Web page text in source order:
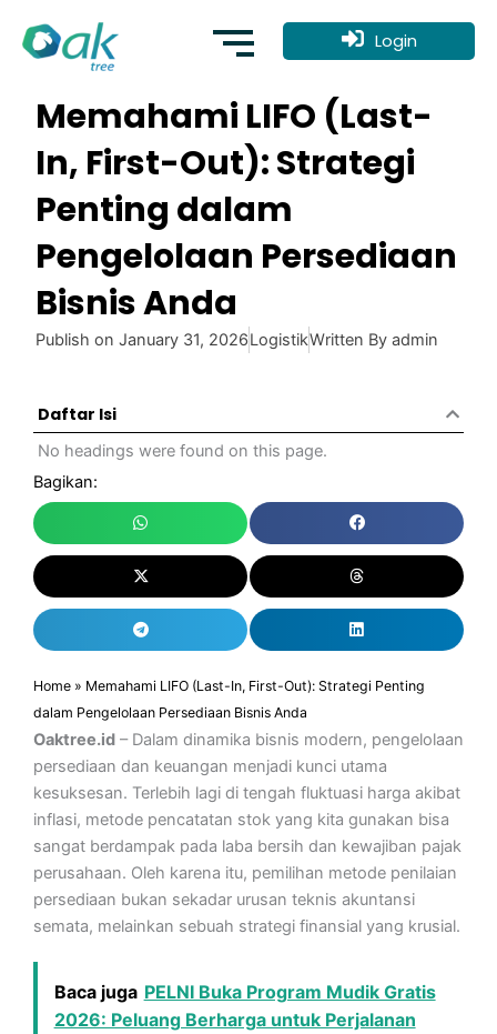
content
Login
Memahami LIFO (Last-
In, First-Out): Strategi
Penting dalam
Pengelolaan Persediaan
Bisnis Anda
Publish on January 31, 2026LogistikWritten By admin
Daftar Isi
No headings were found on this page.
Bagikan:
Home » Memahami LIFO (Last-In, First-Out): Strategi Penting
dalam Pengelolaan Persediaan Bisnis Anda
Oaktree.id – Dalam dinamika bisnis modern, pengelolaan
persediaan dan keuangan menjadi kunci utama
kesuksesan. Terlebih lagi di tengah fluktuasi harga akibat
inflasi, metode pencatatan stok yang kita gunakan bisa
sangat berdampak pada laba bersih dan kewajiban pajak
perusahaan. Oleh karena itu, pemilihan metode penilaian
persediaan bukan sekadar urusan teknis akuntansi
semata, melainkan sebuah strategi finansial yang krusial.
Baca juga PELNI Buka Program Mudik Gratis
2026: Peluang Berharga untuk Perjalanan